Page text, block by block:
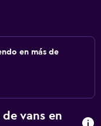
en más de
vans en